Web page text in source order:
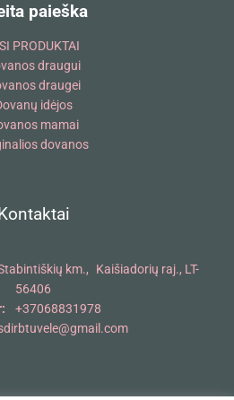
paieška
PRODUKTAI
draugui
draugei
idėjos
mamai
dovanos
km., Kaišiadorių raj., LT-
56406
+37068831978